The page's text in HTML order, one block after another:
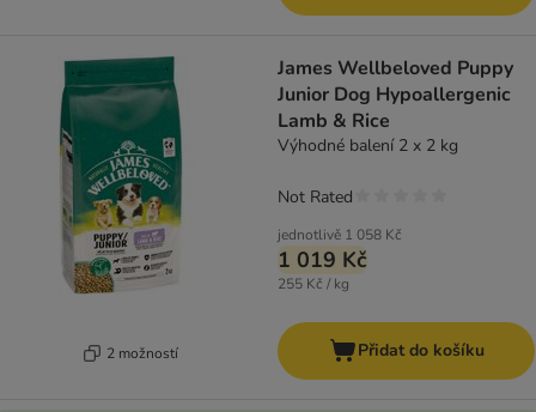
2 možností
James Wellbeloved Puppy
Junior Dog Hypoallergenic
Lamb & Rice
Výhodné balení 2 x 2 kg
jednotlivě 1 058 Kč
1 019 Kč
255 Kč / kg
Not Rated
Přidat do košíku